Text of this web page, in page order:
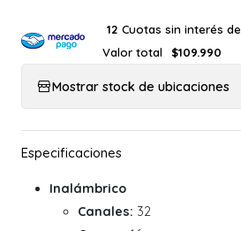
12 Cuotas sin interés de
Valor total
$109.990
Mostrar stock de ubicaciones
Inalámbrico
Canales: 32